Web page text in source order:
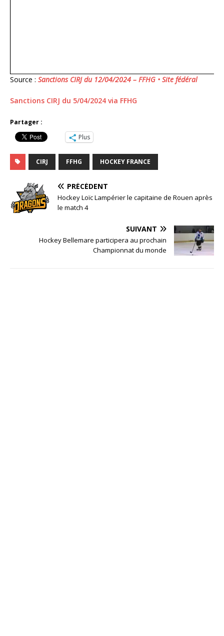
Source : Sanctions CIRJ du 12/04/2024 – FFHG • Site fédéral
Sanctions CIRJ du 5/04/2024 via FFHG
Partager :
Plus
CIRJ FFHG HOCKEY FRANCE
PRÉCÉDENT
Hockey Loïc Lampérier le capitaine de Rouen après
le match 4
SUIVANT
Hockey Bellemare participera au prochain
Championnat du monde